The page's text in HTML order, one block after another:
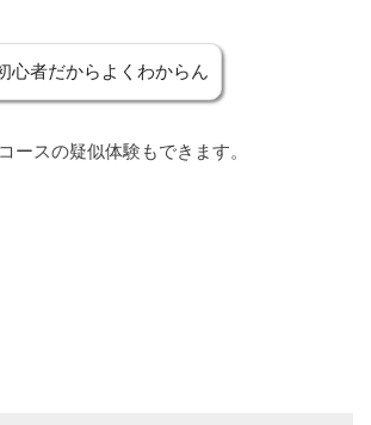
心者だからよくわからん
ースの疑似体験もできます。